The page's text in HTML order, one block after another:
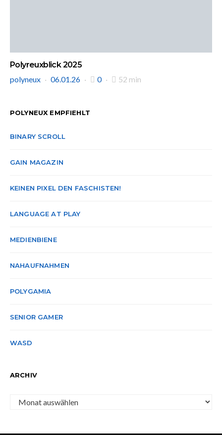
Polyreuxblick 2025
polyneux
06.01.26 0 52 min
POLYNEUX EMPFIEHLT
BINARY SCROLL
GAIN MAGAZIN
KEINEN PIXEL DEN FASCHISTEN!
LANGUAGE AT PLAY
MEDIENBIENE
NAHAUFNAHMEN
POLYGAMIA
SENIOR GAMER
WASD
ARCHIV
Archiv